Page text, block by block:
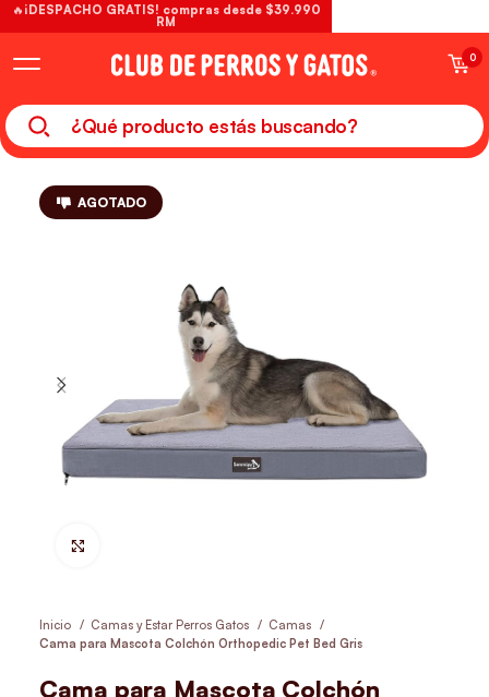
0
AGOTADO
Inicio Camas y Estar Perros Gatos
Camas
Cama para Mascota Colchón Orthopedic Pet Bed Gris
Cama para Mascota Colchón
🔥¡DESPACHO GRATIS! compras desde $39.990
RM